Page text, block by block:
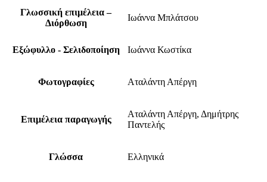
Γλωσσική επιμέλεια –
Διόρθωση
Ιωάννα Μπλάτσου
Εξώφυλλο - Σελιδοποίηση Ιωάννα Κωστίκα
Φωτογραφίες Αταλάντη Απέργη
Επιμέλεια παραγωγής
Αταλάντη Απέργη, Δημήτρης
Παντελής
Γλώσσα Ελληνικά